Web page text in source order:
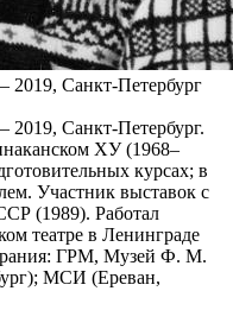
Санкт‑Петербург
Санкт‑Петербург.
ХУ (1968–
курсах; в
Участник выставок с
(1989). Работал
театре в Ленинграде
ГРМ, Музей Ф. М.
МСИ (Ереван,